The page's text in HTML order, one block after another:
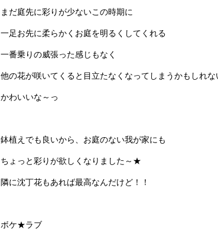
まだ庭先に彩りが少ないこの時期に
一足お先に柔らかくお庭を明るくしてくれる
一番乗りの威張った感じもなく
他の花が咲いてくると目立たなくなってしまうかもしれな
かわいいな～っ
鉢植えでも良いから、お庭のない我が家にも
ちょっと彩りが欲しくなりました～★
隣に沈丁花もあれば最高なんだけど！！
ボケ★ラブ